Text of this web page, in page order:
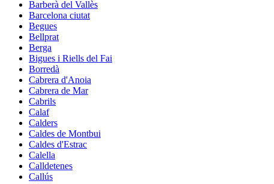
Barberà del Vallès
Barcelona ciutat
Begues
Bellprat
Berga
Bigues i Riells del Fai
Borredà
Cabrera d'Anoia
Cabrera de Mar
Cabrils
Calaf
Calders
Caldes de Montbui
Caldes d'Estrac
Calella
Calldetenes
Callús